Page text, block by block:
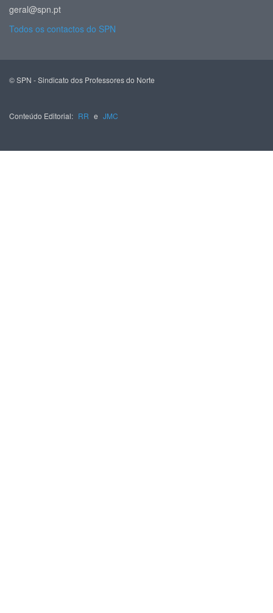
geral@spn.pt
Todos os contactos do SPN
© SPN - Sindicato dos Professores do Norte
Conteúdo Editorial: RR e JMC